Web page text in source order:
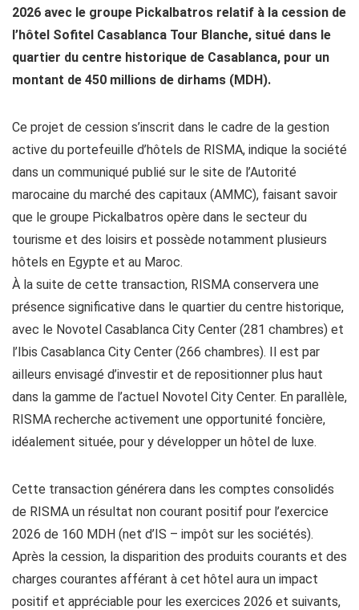
2026 avec le groupe Pickalbatros relatif à la cession de
l’hôtel Sofitel Casablanca Tour Blanche, situé dans le
quartier du centre historique de Casablanca, pour un
montant de 450 millions de dirhams (MDH).
Ce projet de cession s’inscrit dans le cadre de la gestion
active du portefeuille d’hôtels de RISMA, indique la société
dans un communiqué publié sur le site de l’Autorité
marocaine du marché des capitaux (AMMC), faisant savoir
que le groupe Pickalbatros opère dans le secteur du
tourisme et des loisirs et possède notamment plusieurs
hôtels en Egypte et au Maroc.
À la suite de cette transaction, RISMA conservera une
présence significative dans le quartier du centre historique,
avec le Novotel Casablanca City Center (281 chambres) et
l’Ibis Casablanca City Center (266 chambres). Il est par
ailleurs envisagé d’investir et de repositionner plus haut
dans la gamme de l’actuel Novotel City Center. En parallèle,
RISMA recherche activement une opportunité foncière,
idéalement située, pour y développer un hôtel de luxe.
Cette transaction générera dans les comptes consolidés
de RISMA un résultat non courant positif pour l’exercice
2026 de 160 MDH (net d’IS – impôt sur les sociétés).
Après la cession, la disparition des produits courants et des
charges courantes afférant à cet hôtel aura un impact
positif et appréciable pour les exercices 2026 et suivants,